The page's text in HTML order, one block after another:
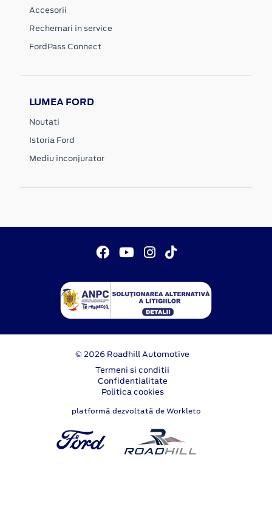
Accesorii
Rechemari in service
FordPass Connect
LUMEA FORD
Noutati
Istoria Ford
Mediu inconjurator
© 2026 Roadhill Automotive
Termeni si conditii
Confidentialitate
Politica cookies
platformă dezvoltată de Workleto